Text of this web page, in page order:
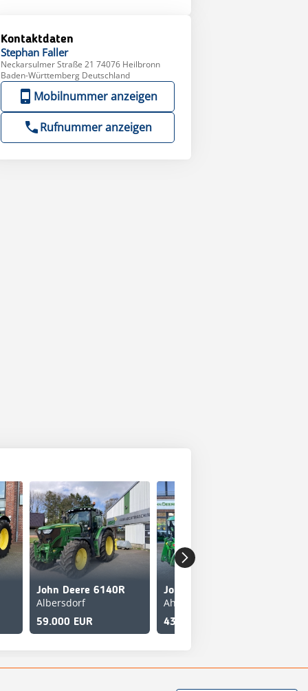
Kontaktdaten
Stephan Faller
Neckarsulmer Straße 21 74076 Heilbronn
Baden-Württemberg Deutschland
Mobilnummer anzeigen
Rufnummer anzeigen
John Deere 6140R
Albersdorf
59.000 EUR
John Deere 6140R
Ahaus
43.950 EUR